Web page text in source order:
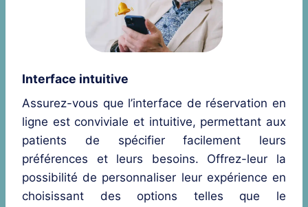
Interface intuitive
Assurez-vous que l’interface de réservation en
ligne est conviviale et intuitive, permettant aux
patients de spécifier facilement leurs
préférences et leurs besoins. Offrez-leur la
possibilité de personnaliser leur expérience en
choisissant des options telles que le